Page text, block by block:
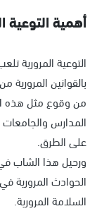
أهمية التوعية
التوعية المرورية
بالقوانين
من وقوع مثل هذه
المدارس
على الطرق.
ورحيل هذا الشاب
الحوادث المرورية
السلامة المرورية.